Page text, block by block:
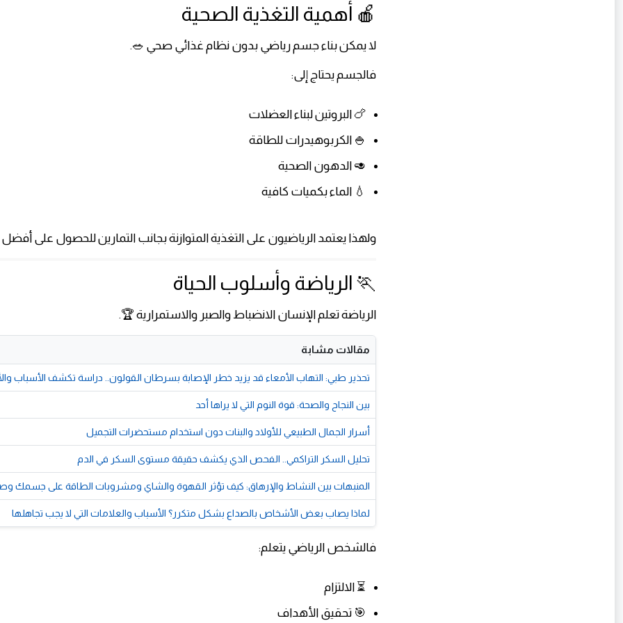
🍎 أهمية التغذية الصحية
لا يمكن بناء جسم رياضي بدون نظام غذائي صحي 🥗.
فالجسم يحتاج إلى:
🍗 البروتين لبناء العضلات
🍚 الكربوهيدرات للطاقة
🥑 الدهون الصحية
💧 الماء بكميات كافية
ولهذا يعتمد الرياضيون على التغذية المتوازنة بجانب التمارين للحصول على أفضل
🏃 الرياضة وأسلوب الحياة
الرياضة تعلم الإنسان الانضباط والصبر والاستمرارية 🏆.
مقالات مشابة
تحذير طبي: التهاب الأمعاء قد يزيد خطر الإصابة بسرطان القولون.. دراسة تكشف الأسباب
بين النجاح والصحة: قوة النوم التي لا يراها أحد
أسرار الجمال الطبيعي للأولاد والبنات دون استخدام مستحضرات التجميل
تحليل السكر التراكمي.. الفحص الذي يكشف حقيقة مستوى السكر في الدم
المنبهات بين النشاط والإرهاق: كيف تؤثر القهوة والشاي ومشروبات الطاقة على جسمك
لماذا يصاب بعض الأشخاص بالصداع بشكل متكرر؟ الأسباب والعلامات التي لا يجب تجاهلها
فالشخص الرياضي يتعلم:
⏳ الالتزام
🎯 تحقيق الأهداف